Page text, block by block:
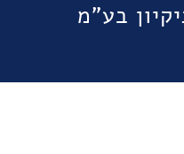
בע"מ